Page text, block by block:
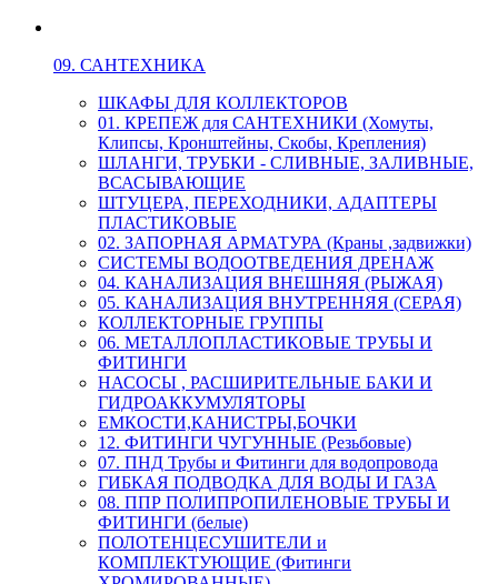
09. САНТЕХНИКА
ШКАФЫ ДЛЯ КОЛЛЕКТОРОВ
01. КРЕПЕЖ для САНТЕХНИКИ (Хомуты,
Клипсы, Кронштейны, Скобы, Крепления)
ШЛАНГИ, ТРУБКИ - СЛИВНЫЕ, ЗАЛИВНЫЕ,
ВСАСЫВАЮЩИЕ
ШТУЦЕРА, ПЕРЕХОДНИКИ, АДАПТЕРЫ
ПЛАСТИКОВЫЕ
02. ЗАПОРНАЯ АРМАТУРА (Краны ,задвижки)
СИСТЕМЫ ВОДООТВЕДЕНИЯ ДРЕНАЖ
04. КАНАЛИЗАЦИЯ ВНЕШНЯЯ (РЫЖАЯ)
05. КАНАЛИЗАЦИЯ ВНУТРЕННЯЯ (СЕРАЯ)
КОЛЛЕКТОРНЫЕ ГРУППЫ
06. МЕТАЛЛОПЛАСТИКОВЫЕ ТРУБЫ И
ФИТИНГИ
НАСОСЫ , РАСШИРИТЕЛЬНЫЕ БАКИ И
ГИДРОАККУМУЛЯТОРЫ
ЕМКОСТИ,КАНИСТРЫ,БОЧКИ
12. ФИТИНГИ ЧУГУННЫЕ (Резьбовые)
07. ПНД Трубы и Фитинги для водопровода
ГИБКАЯ ПОДВОДКА ДЛЯ ВОДЫ И ГАЗА
08. ППР ПОЛИПРОПИЛЕНОВЫЕ ТРУБЫ И
ФИТИНГИ (белые)
ПОЛОТЕНЦЕСУШИТЕЛИ и
КОМПЛЕКТУЮЩИЕ (Фитинги